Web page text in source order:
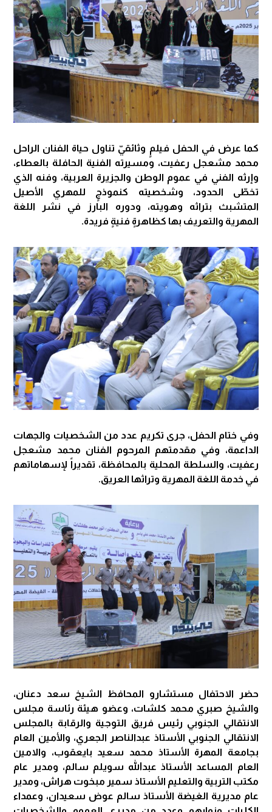
كما عرض في الحفل فيلمٍ وثائقيّ تناول حياة الفنان الراحل
محمد مشعجل رعفيت، ومسيرته الفنية الحافلة بالعطاء،
وإرثه الفني في عموم الوطن والجزيرة العربية، وفنه الذي
تخطّى الحدود، وشخصيته كنموذجٍ للمهري الأصيل
المتشبث بتراثه وهويته، ودوره البارز في نشر اللغة
المهرية والتعريف بها كظاهرةٍ فنيةٍ فريدة.
وفي ختام الحفل، جرى تكريم عدد من الشخصيات والجهات
الداعمة، وفي مقدمتهم المرحوم الفنان محمد مشعجل
رعفيت، والسلطة المحلية بالمحافظة، تقديراً لإسهاماتهم
في خدمة اللغة المهرية وتراثها العريق.
حضر الاحتفال مستشارو المحافظ الشيخ سعد دعنان،
والشيخ صبري محمد كلشات، وعضو هيئة رئاسة مجلس
الانتقالي الجنوبي رئيس فريق التوجية والرقابة بالمجلس
الانتقالي الجنوبي الأستاذ عبدالناصر الجعري، والأمين العام
بجامعة المهرة الأستاذ محمد سعيد بايعقوب، والامين
العام المساعد الأستاذ عبدالله سويلم سالم، ومدير عام
مكتب التربية والتعليم الأستاذ سمير مبخوت هراش، ومدير
عام مديرية الغيضة الأستاذ سالم عوض سعيدان، وعمداء